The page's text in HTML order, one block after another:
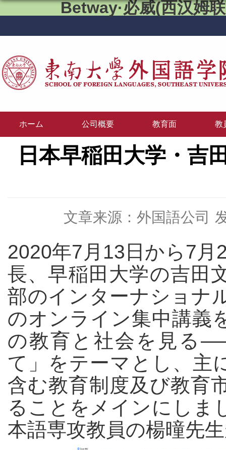
Betway·必威(西汉姆
ホーム 公司概要 教育面 教
日本早稲田大学・
文章来源：外国語公司
2020年7月13日から7月
長、早稲田大学の吉田
部のインターナショナ
のオンライン集中講義
の教育と社会を見る
て」をテーマとし、主
含む教育制度及び教育
ることをメインにしま
本語専攻教員の楊曈先